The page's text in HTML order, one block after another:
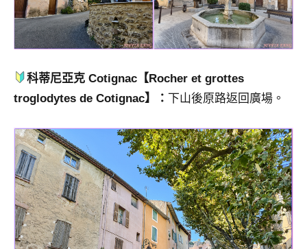
科蒂尼亞克 Cotignac 【Rocher et grottes
troglodytes de Cotignac】： 下山後原路返回廣場。